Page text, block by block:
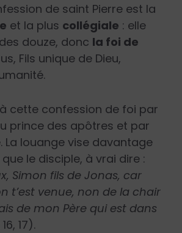
de saint Pierre est la
et la plus collégiale : elle
douze, donc la foi de
Fils unique de Dieu,
cette confession de foi par
prince des apôtres et par
La louange vise davantage
le disciple, à vrai dire :
Simon fils de Jonas, car
t’est venue, non de la chair
de mon Père qui est dans
17).